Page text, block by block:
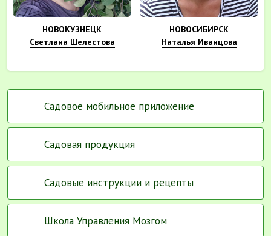
НОВОКУЗНЕЦК
Светлана Шелестова
НОВОСИБИРСК
Наталья Иванцова
Садовое мобильное приложение
Садовая продукция
Садовые инструкции и рецепты
Школа Управления Мозгом